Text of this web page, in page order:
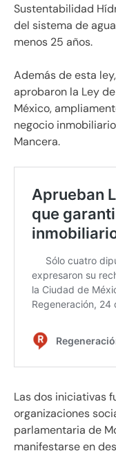
Sustentabilidad
del sistema de
menos 25 años.
Además de esta ley,
aprobaron la Ley
México,
negocio
Mancera.
Las dos iniciativas
organizaciones
parlamentaria de
manifestarse en